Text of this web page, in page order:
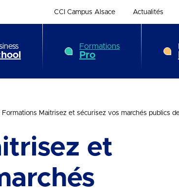
CCI Campus Alsace Actualités
Formations
Pro
Formations Maitrisez et sécurisez vos marchés publics
et